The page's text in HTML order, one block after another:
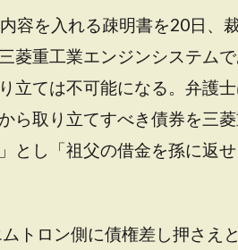
容を入れる疎明書を20日、
菱重工業エンジンシステムで
立ては不可能になる。弁護
ら取り立てすべき債券を三
とし「祖父の借金を孫に返
トロン側に債権差し押さえ